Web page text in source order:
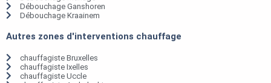
Débouchage Ganshoren
Débouchage Kraainem
Autres zones d'interventions chauffage
chauffagiste Bruxelles
chauffagiste Ixelles
chauffagiste Uccle